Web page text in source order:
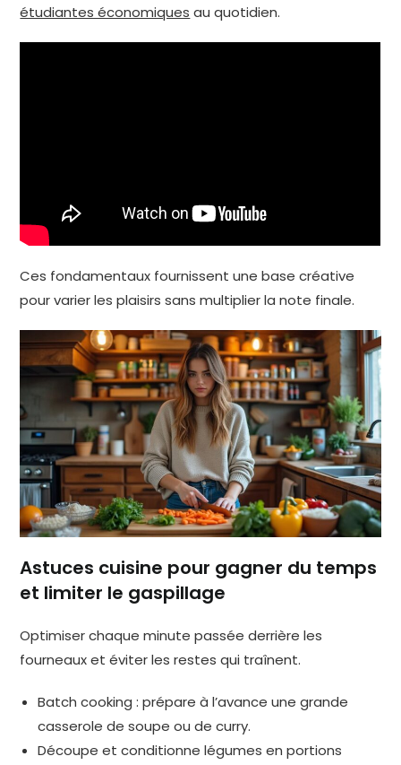
étudiantes économiques au quotidien.
Ces fondamentaux fournissent une base créative
pour varier les plaisirs sans multiplier la note finale.
Astuces cuisine pour gagner du temps
et limiter le gaspillage
Optimiser chaque minute passée derrière les
fourneaux et éviter les restes qui traînent.
Batch cooking : prépare à l’avance une grande
casserole de soupe ou de curry.
Découpe et conditionne légumes en portions